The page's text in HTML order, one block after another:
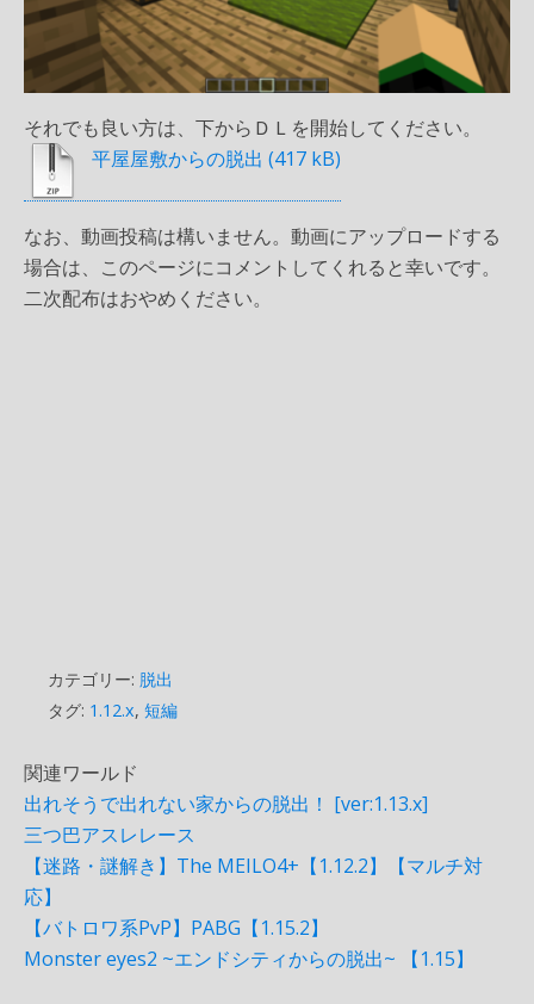
それでも良い方は、下からＤＬを開始してください。
平屋屋敷からの脱出
なお、動画投稿は構いません。動画にアップロードする
場合は、このページにコメントしてくれると幸いです。
二次配布はおやめください。
カテゴリー: 脱出
タグ: 1.12.x, 短編
関連ワールド
出れそうで出れない家からの脱出！ [ver:1.13.x]
三つ巴アスレレース
【迷路・謎解き】The MEILO4+【1.12.2】【マルチ対
応】
【バトロワ系PvP】PABG【1.15.2】
Monster eyes2 ~エンドシティからの脱出~ 【1.15】